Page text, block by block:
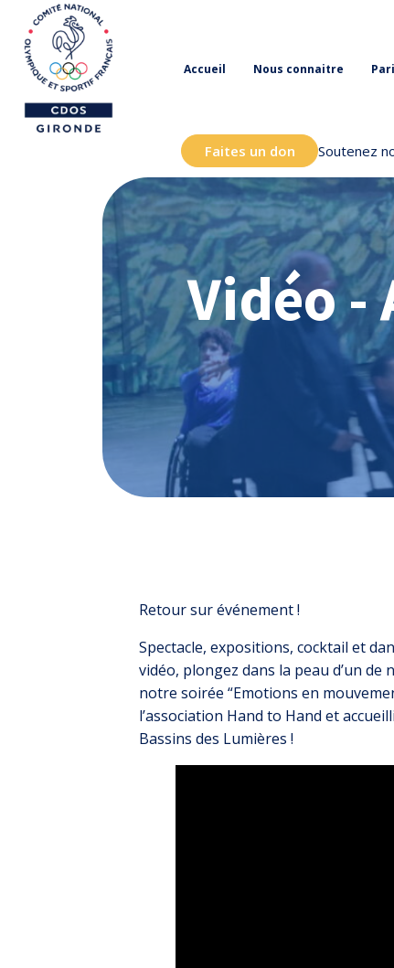
Accueil Nous connaitre
Faites un don Soutenez
Vidéo -
Retour sur événement !
Spectacle, expositions, cocktail et
vidéo, plongez dans la peau d’un de
notre soirée “Emotions en
l’association Hand to Hand et
Bassins des Lumières !